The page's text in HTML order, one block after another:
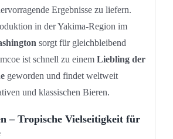
Ergebnisse zu liefern.
in der Yakima-Region im
sorgt für gleichbleibend
ist schnell zu einem Liebling der
geworden und findet weltweit
und klassischen Bieren.
– Tropische Vielseitigkeit für